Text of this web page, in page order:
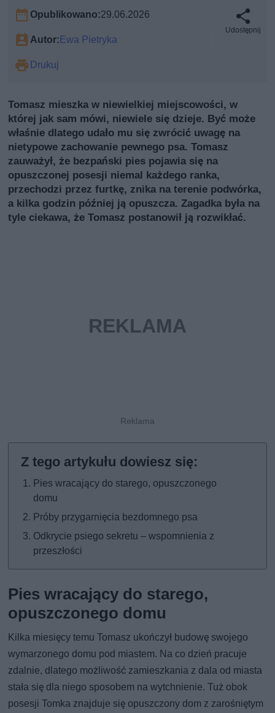
Opublikowano:29.06.2026
Autor:Ewa Pietryka
Drukuj
Udostępnij
Tomasz mieszka w niewielkiej miejscowości, w
której jak sam mówi, niewiele się dzieje. Być może
właśnie dlatego udało mu się zwrócić uwagę na
nietypowe zachowanie pewnego psa. Tomasz
zauważył, że bezpański pies pojawia się na
opuszczonej posesji niemal każdego ranka,
przechodzi przez furtkę, znika na terenie podwórka,
a kilka godzin później ją opuszcza. Zagadka była na
tyle ciekawa, że Tomasz postanowił ją rozwikłać.
Pies wracający do starego, opuszczonego
domu
Próby przygarnięcia bezdomnego psa
Odkrycie psiego sekretu – wspomnienia z
przeszłości
Pies wracający do starego,
opuszczonego domu
Kilka miesięcy temu Tomasz ukończył budowę swojego
wymarzonego domu pod miastem. Na co dzień pracuje
zdalnie, dlatego możliwość zamieszkania z dala od miasta
stała się dla niego sposobem na wytchnienie. Tuż obok
posesji Tomka znajduje się opuszczony dom z zarośniętym